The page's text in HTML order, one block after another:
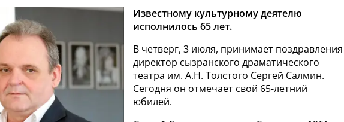
Известному культурному деятелю
исполнилось 65 лет.
В четверг, 3 июля, принимает поздравления
директор сызранского драматического
театра им. А.Н. Толстого Сергей Салмин.
Сегодня он отмечает свой 65-летний
юбилей.